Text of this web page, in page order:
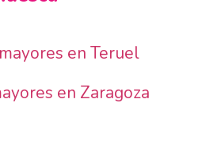
en Teruel
en Zaragoza